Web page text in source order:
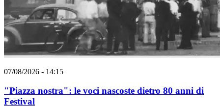
07/08/2026 - 14:15
"Piazza nostra": le voci nascoste dietro 80 anni di
Festival